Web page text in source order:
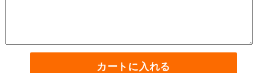
カートに入れる